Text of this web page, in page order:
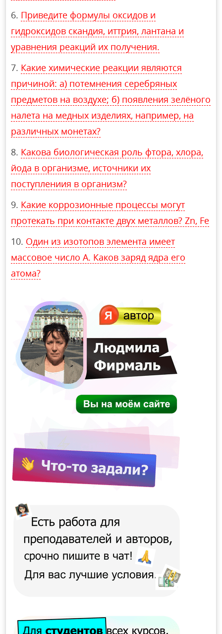
Приведите формулы оксидов и
гидроксидов скандия, иттрия, лантана и
уравнения реакций их получения.
Какие химические реакции являются
причиной: а) потемнения серебряных
предметов на воздухе; б) появления зелёного
налета на медных изделиях, например, на
различных монетах?
Какова биологическая роль фтора, хлора,
йода в организме, источники их
поступлениия в организм?
Какие коррозионные процессы могут
протекать при контакте двух металлов? Zn, Fe
Один из изотопов элемента имеет
массовое число A. Каков заряд ядра его
атома?